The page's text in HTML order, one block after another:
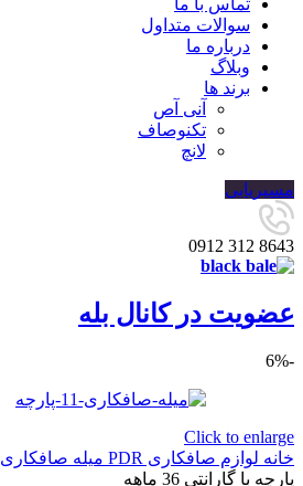
تماس با ما
سوالات متداول
درباره ما
وبلاگ
برند ها
آنی آص
تکنوصاف
لانچ
مسیریابی
8643 312 0912
عضویت در کانال بله
-6%
Click to enlarge
خانه لوازم صافکاری PDR میله صافکاری PDR
پارچه با گارانتی 36 ماهه